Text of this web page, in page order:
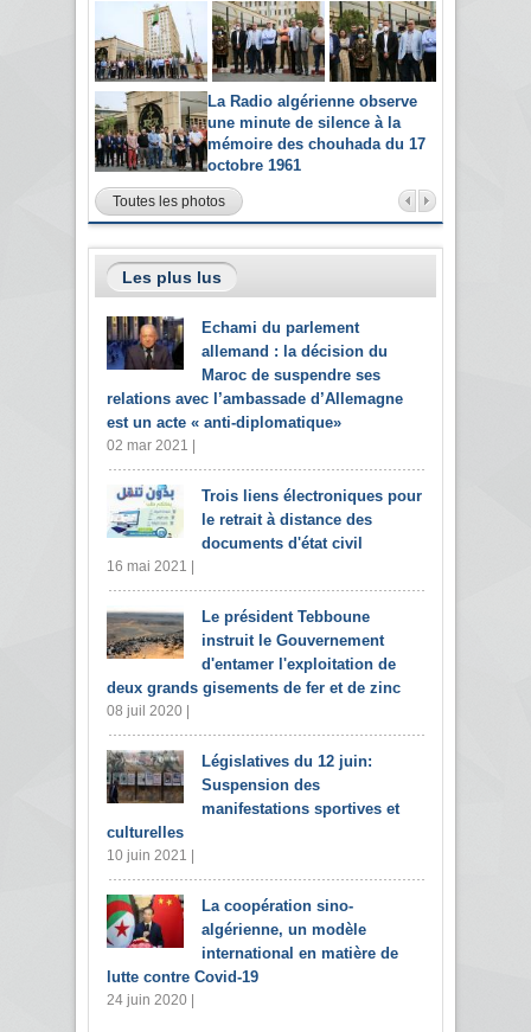
La Radio algérienne observe
une minute de silence à la
mémoire des chouhada du 17
octobre 1961
Toutes les photos
Les plus lus
Echami du parlement
allemand : la décision du
Maroc de suspendre ses
relations avec l’ambassade d’Allemagne
est un acte « anti-diplomatique»
02 mar 2021 |
Trois liens électroniques pour
le retrait à distance des
documents d'état civil
16 mai 2021 |
Le président Tebboune
instruit le Gouvernement
d'entamer l'exploitation de
deux grands gisements de fer et de zinc
08 juil 2020 |
Législatives du 12 juin:
Suspension des
manifestations sportives et
culturelles
10 juin 2021 |
La coopération sino-
algérienne, un modèle
international en matière de
lutte contre Covid-19
24 juin 2020 |